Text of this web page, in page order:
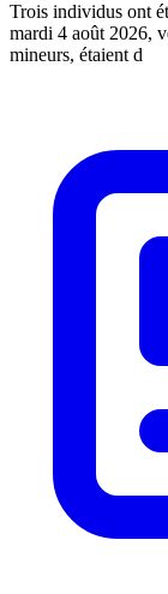
Trois individus ont
mardi 4 août 2026,
mineurs, étaient d